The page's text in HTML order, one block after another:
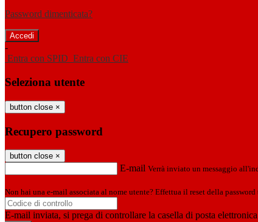
Password dimenticata?
-
Entra con SPID Entra con CIE
Seleziona utente
button close ×
Recupero password
button close ×
E-mail Verrà inviato un messaggio
Non hai una e-mail associata al nome utente? Effettua il reset della
E-mail inviata, si prega di controllare la casella di posta